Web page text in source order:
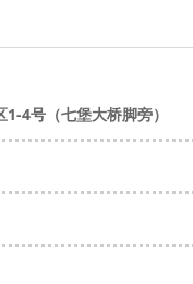
4号（七堡大桥脚旁）